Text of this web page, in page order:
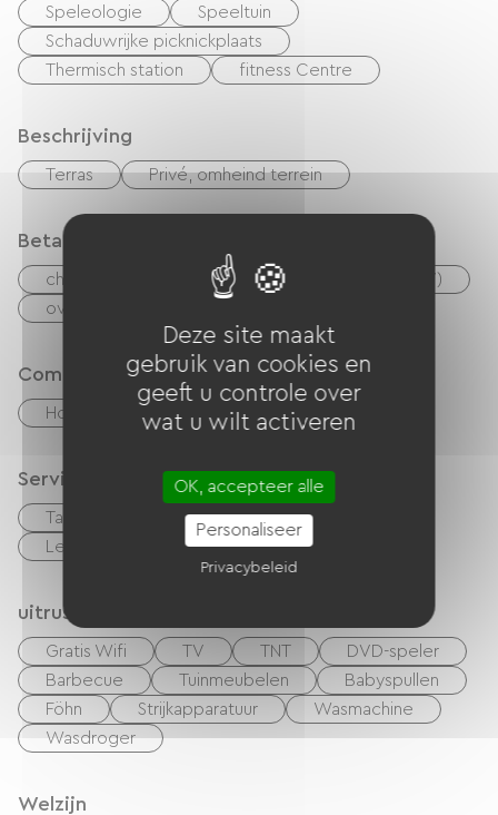
Speleologie
Speeltuin
Schaduwrijke picknickplaats
Thermisch station
fitness Centre
Beschrijving
Terras Privé, omheind terrein
Betaalmethoden
checks
Vakantiebonnen (ANCV)
overdracht
Comfort
Houtkachel
Services
Table d'hôtes
Huisdieren toegelaten
Lening van fietsen
uitrusting
Gratis Wifi TV TNT
DVD-speler
Barbecue
Tuinmeubelen
Babyspullen
Föhn
Strijkapparatuur
Wasmachine
Wasdroger
Welzijn
Deze site maakt
gebruik van cookies en
geeft u controle over
wat u wilt activeren
OK, accepteer alle
Personaliseer
Privacybeleid